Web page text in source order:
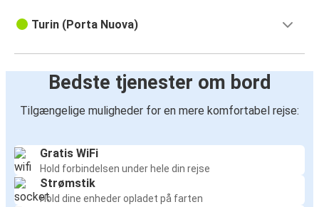
Turin (Porta Nuova)
Bedste tjenester om bord
Tilgængelige muligheder for en mere komfortabel rejse:
Gratis WiFi
Hold forbindelsen under hele din rejse
Strømstik
Hold dine enheder opladet på farten